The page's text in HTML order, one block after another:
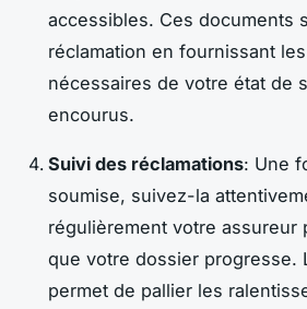
accessibles. Ces documents
réclamation en fournissant
nécessaires de votre état de
encourus.
Suivi des réclamations: Une
soumise, suivez-la
régulièrement votre assureur
que votre dossier progresse.
permet de pallier les